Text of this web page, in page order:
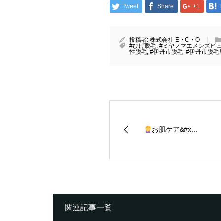
Tweet Share +1
投稿者: 株式会社 E・C・O
#ひげ脱毛, #ミヤノマエメンズビ
性脱毛, #伊丹市脱毛, #伊丹市脱毛
お肌ケア&#x...
関連記事一覧